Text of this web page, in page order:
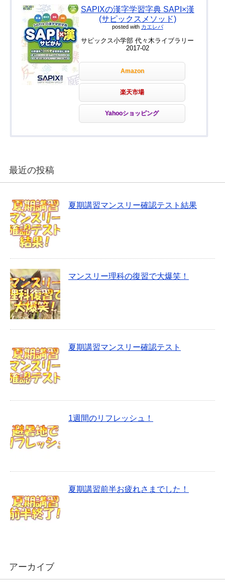
SAPIXの漢字学習字典 SAPI×漢
(サピックスメソッド)
posted with カエレバ
サピックス小学部 代々木ライブラリー
2017-02
Amazon
楽天市場
Yahooショッピング
最近の投稿
夏期講習マンスリー確認テスト結果
マンスリー理科の復習で大爆笑！
夏期講習マンスリー確認テスト
1週間のリフレッシュ！
夏期講習前半お疲れさまでした！
アーカイブ